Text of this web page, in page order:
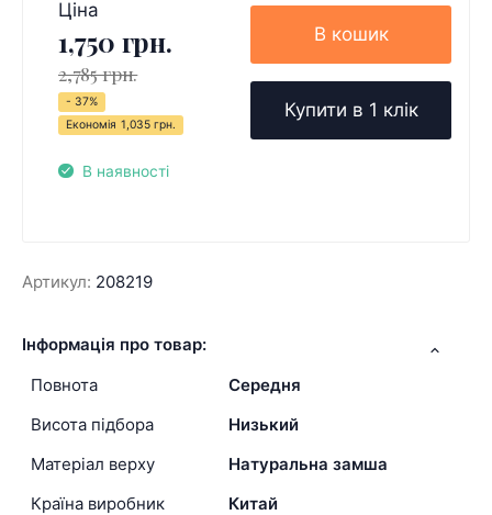
Ціна
1,750 грн.
2,785 грн.
- 37%
Економія 1,035 грн.
В наявності
В кошик
Купити в 1 клік
Артикул: 208219
Інформація про товар:
Повнота
Середня
Висота підбора
Низький
Матеріал верху
Натуральна замша
Країна виробник
Китай